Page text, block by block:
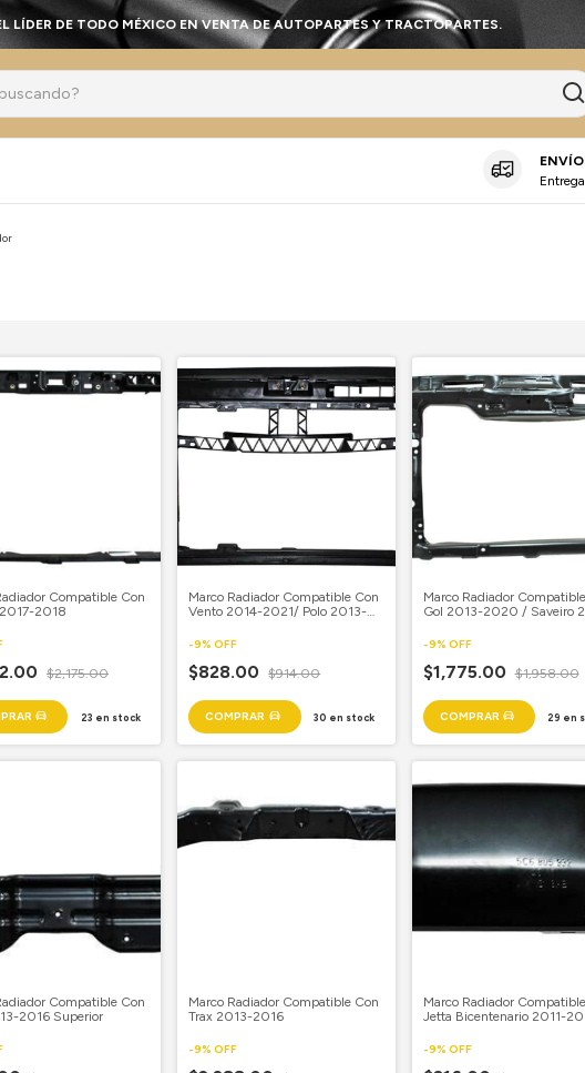
LÍDER DE TODO MÉXICO EN VENTA DE AUTOPARTES Y TRACTOPARTES.
Compatible Con
2018
$2,175.00
23 en stock
Marco Radiador Compatible Con
Vento 2014-2021/ Polo 2013-
-9%OFF
$828.00 $914.00
30 en stock
Marco Radiador
Gol 2013-2020 / Saveiro
-9% OFF
$1,775.00 $1,958.00
29 en
Compatible Con
2016 Superior
Marco Radiador Compatible Con
Trax 2013-2016
-9%OFF
Marco Radiador
Jetta Bicentenario 2011-
-9% OFF